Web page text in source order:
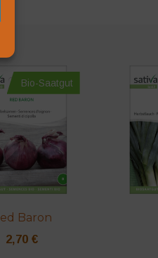
Bio-Saatgut
Baron
2,70€